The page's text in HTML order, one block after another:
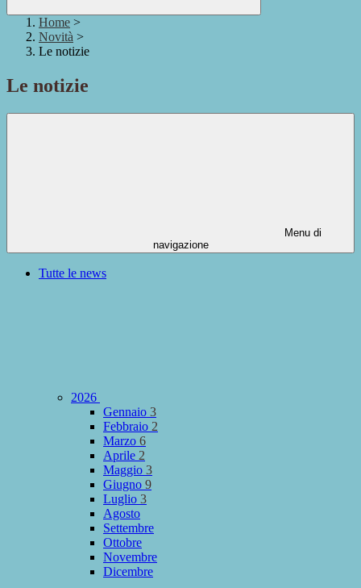
Home >
Novità >
Le notizie
Le notizie
Menu di
navigazione
Tutte le news
2026
Gennaio 3
Febbraio 2
Marzo 6
Aprile 2
Maggio 3
Giugno 9
Luglio 3
Agosto
Settembre
Ottobre
Novembre
Dicembre